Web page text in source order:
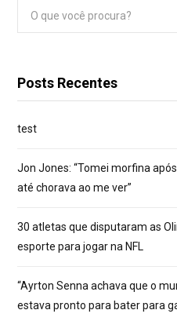
Pesquisar
por:
Posts Recentes
test
Jon Jones: “Tomei morfina
até chorava ao me ver”
30 atletas que disputaram as
esporte para jogar na NFL
“Ayrton Senna achava que o
estava pronto para bater para